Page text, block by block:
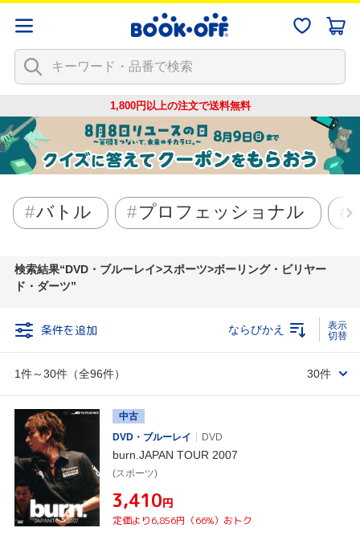
1,800円以上の注文で送料無料
バトル プロフェッショナル
検索結果 DVD・ブルーレイ>スポーツ>ボーリング・ビリヤー
ド・ダーツ
条件を追加
1件～30件（全96件）
ならびかえ
30件
中古
DVD・ブルーレイ
DVD
burn.JAPAN TOUR 2007
(スポーツ)
¥3,410円
定価より6,856円（66%）おトク